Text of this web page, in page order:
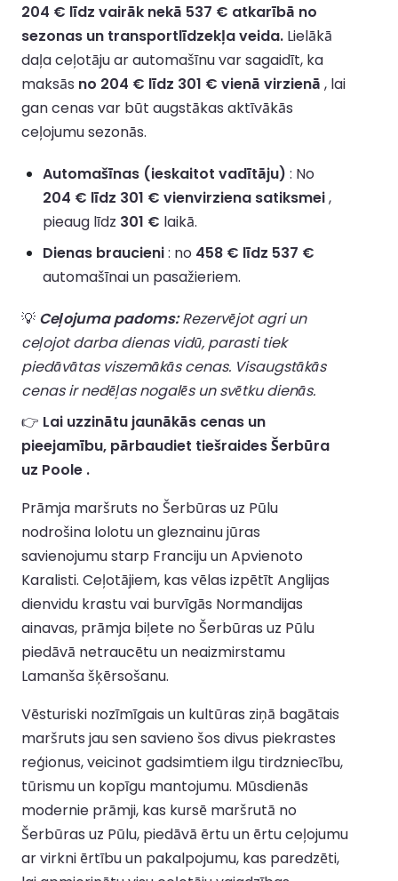
204 € līdz vairāk nekā 537 € atkarībā no
sezonas un transportlīdzekļa veida. Lielākā
daļa ceļotāju ar automašīnu var sagaidīt, ka
maksās no 204 € līdz 301 € vienā virzienā , lai
gan cenas var būt augstākas aktīvākās
ceļojumu sezonās.
Automašīnas (ieskaitot vadītāju) : No
204 € līdz 301 € vienvirziena satiksmei,
pieaug līdz 301 € laikā.
Dienas braucieni: no 458 € līdz 537 €
automašīnai un pasažieriem.
💡 Ceļojuma padoms:Rezervējot agri un
ceļojot darba dienas vidū, parasti tiek
piedāvātas viszemākās cenas. Visaugstākās
cenas ir nedēļas nogalēs un svētku dienās.
👉 Lai uzzinātu jaunākās cenas un
pieejamību, pārbaudiet tiešraides Šerbūra
uz Poole .
Prāmja maršruts no Šerbūras uz Pūlu
nodrošina lolotu un gleznainu jūras
savienojumu starp Franciju un Apvienoto
Karalisti. Ceļotājiem, kas vēlas izpētīt Anglijas
dienvidu krastu vai burvīgās Normandijas
ainavas, prāmja biļete no Šerbūras uz Pūlu
piedāvā netraucētu un neaizmirstamu
Lamanša šķērsošanu.
Vēsturiski nozīmīgais un kultūras ziņā bagātais
maršruts jau sen savieno šos divus piekrastes
reģionus, veicinot gadsimtiem ilgu tirdzniecību,
tūrismu un kopīgu mantojumu. Mūsdienās
modernie prāmji, kas kursē maršrutā no
Šerbūras uz Pūlu, piedāvā ērtu un ērtu ceļojumu
ar virkni ērtību un pakalpojumu, kas paredzēti,